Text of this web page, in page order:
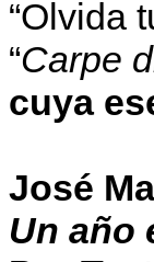
“Olvida
“Carpe
cuya
José
Un año